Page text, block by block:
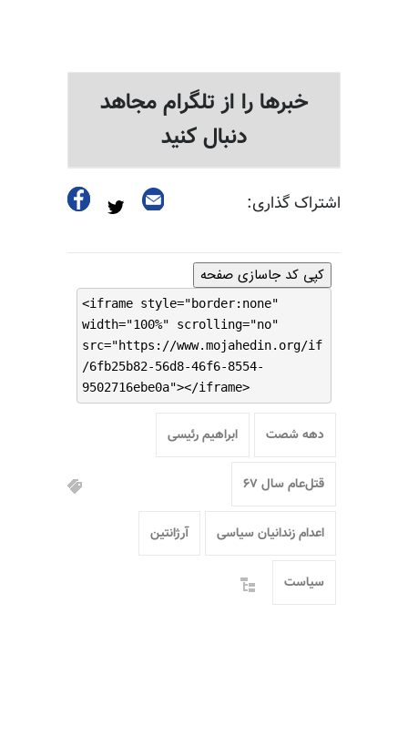
خبرها را از تلگرام مجاهد
دنبال کنید
اشتراک گذاری:
کپی کد جاسازی صفحه
<iframe style="border:none"
width="100%" scrolling="no"
src="https://www.mojahedin.org/if
/6fb25b82-56d8-46f6-8554-
9502716ebe0a"></iframe>
دهه شصت ابراهیم رئیسی
قتل‌عام سال ۶۷
اعدام زندانیان سیاسی آرژانتین
سیاست